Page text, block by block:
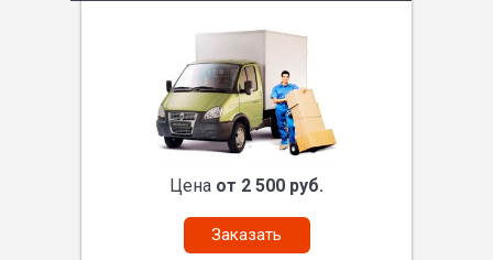
Цена от 2 500 руб.
Заказать